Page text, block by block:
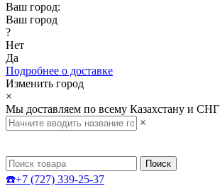
Ваш город:
Ваш город
?
Нет
Да
Подробнее о доставке
Изменить город
×
Мы доставляем по всему Казахстану и СНГ
×
Поиск
☎️+7 (727) 339-25-37